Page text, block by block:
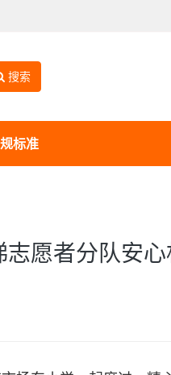
搜索
标准
愿者分队安